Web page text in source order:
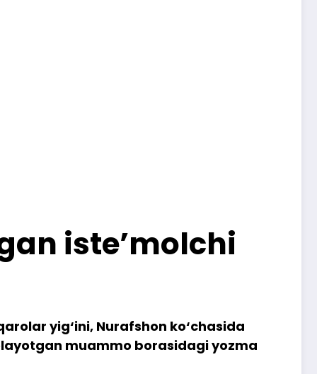
iste’molchi
yig‘ini, Nurafshon ko‘chasida
muammo borasidagi yozma